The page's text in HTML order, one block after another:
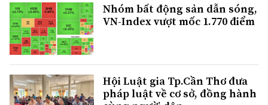
Nhóm bất động sản dẫn sóng,
VN-Index vượt mốc 1.770 điểm
Hội Luật gia Tp.Cần Thơ đưa
pháp luật về cơ sở, đồng hành